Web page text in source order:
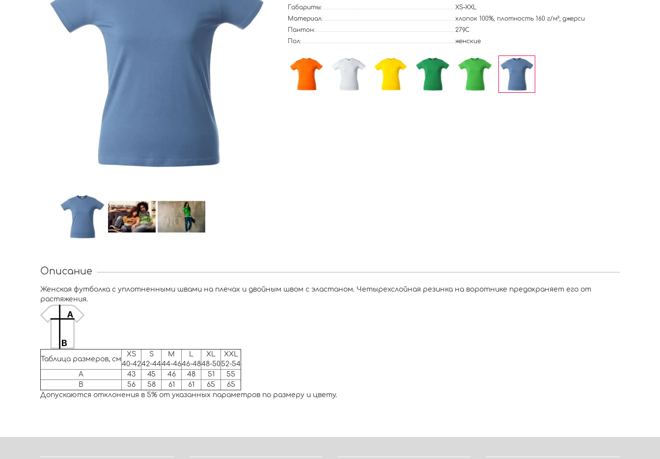
Габариты:
XS–XXL
Материал:
хлопок 100%, плотность 160 г/м²; джерси
Пантон:
279C
Пол:
женские
Описание
Женская футболка с уплотненными швами на плечах и двойным швом с эластаном. Четырехслойная резинка на воротнике предохраняет его от
растяжения.
Таблица размеров, см
XS
40-42
S
42-44
M
44-4646-48
XL
48-50
XXL
52-54
A
43 45 46 48 51
55
B
56 58 61 61 65
65
Допускаются отклонения в 5% от указанных параметров по размеру и цвету.